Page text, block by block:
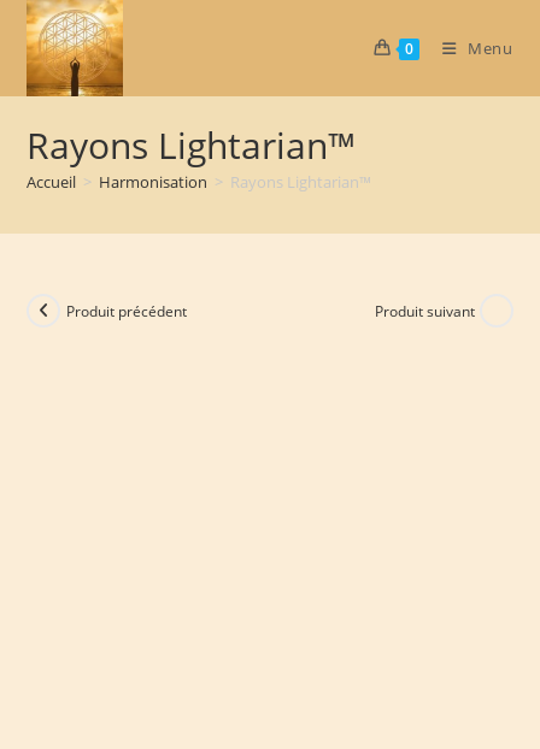
Skip
content
0 Menu
Rayons Lightarian™
Accueil > Harmonisation > Rayons Lightarian™
Produit précédent Produit suivant